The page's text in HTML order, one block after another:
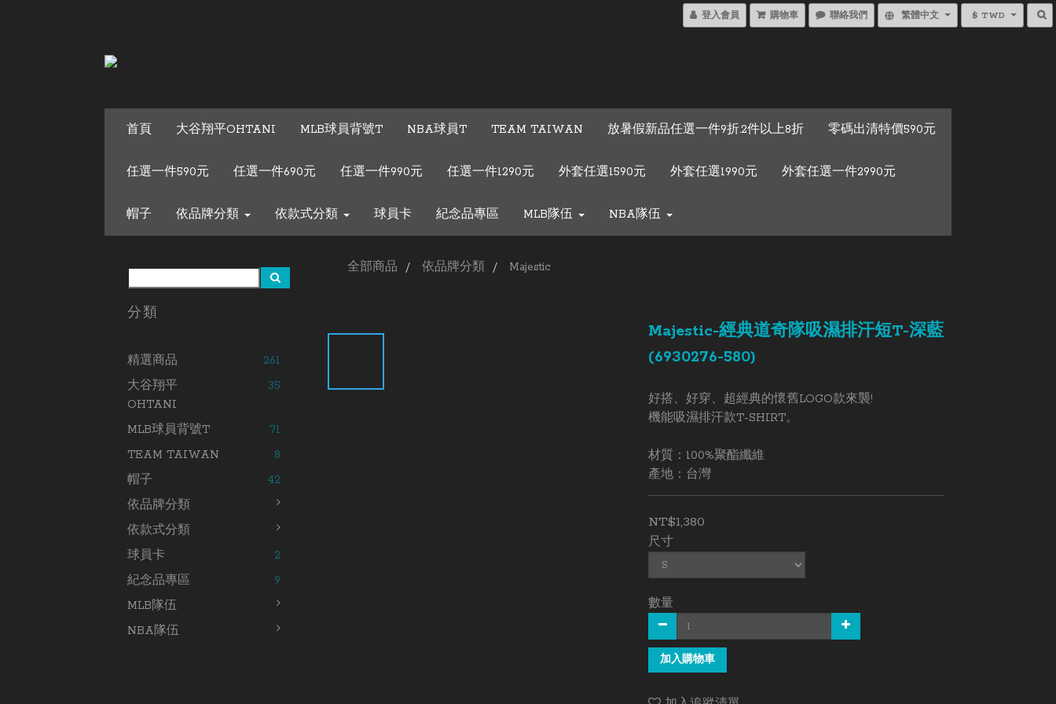
登入會員 購物車 聯絡我們 繁體中文 $ TWD
首頁 大谷翔平OHTANI MLB球員背號T NBA球員T TEAM TAIWAN 放暑假新品任選一件9折.2件以上8折 零碼出清特價590元
任選一件590元 任選一件690元 任選一件990元 任選一件1290元 外套任選1590元 外套任選1990元 外套任選一件2990元
帽子 依品牌分類 依款式分類 球員卡 紀念品專區 MLB隊伍 NBA隊伍
分類
精選商品
261
大谷翔平
OHTANI
35
MLB球員背號T
71
TEAM TAIWAN
8
帽子
42
依品牌分類
依款式分類
球員卡
2
紀念品專區
9
MLB隊伍
NBA隊伍
全部商品 依品牌分類 Majestic
Majestic-經典道奇隊吸濕排汗短T-深藍
(6930276-580)
好搭、好穿、超經典的懷舊LOGO款來襲!
機能吸濕排汗款T-SHIRT。
材質：100%聚酯纖維
產地：台灣
NT$1,380
尺寸
數量
加入購物車